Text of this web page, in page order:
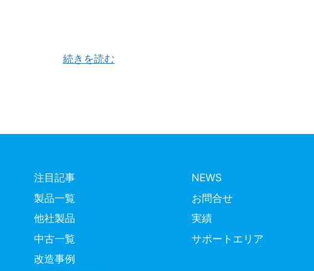
続きを読む
注目記事
製品一覧
他社製品
中古一覧
改造事例
NEWS
お問合せ
実績
サポートエリア